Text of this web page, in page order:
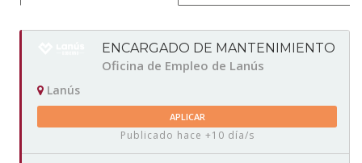
ENCARGADO DE MANTENIMIENTO
Oficina de Empleo de Lanús
Lanús
APLICAR
Publicado hace +10 día/s